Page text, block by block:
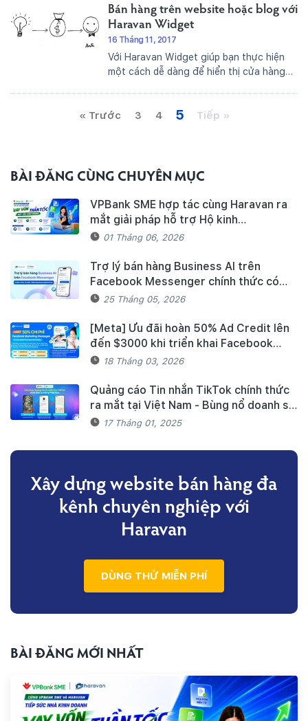
dụng dịch vụ của nhiều...
Bán hàng trên website hoặc blog với
Haravan Widget
16 Tháng 11, 2017
Với Haravan Widget giúp bạn thực hiện
một cách dễ dàng để hiển thị cửa hàng
đó là Blogs Wordpress, website joomla,...
« Trước 3 4 5 Tiếp »
BÀI ĐĂNG CÙNG CHUYÊN MỤC
VPBank SME hợp tác cùng Haravan ra
mắt giải pháp hỗ trợ Hộ kinh
doanh/Doanh nghiệp tiếp cận nguồn
hiệu quả
01 Tháng 06, 2026
Trợ lý bán hàng Business AI trên
Facebook Messenger chính thức có
mặt trên Haravan Harasocial
25 Tháng 05, 2026
[Meta] Ưu đãi hoàn 50% Ad Credit lên
đến $3000 khi triển khai Facebook
Marketing Messages dành cho khách
18 Tháng 03, 2026
Quảng cáo Tin nhắn TikTok chính thức
ra mắt tại Việt Nam - Bùng nổ doanh số
mùa Tết cùng TikTok và Haravan
17 Tháng 01, 2025
Xây dựng website bán hàng đa
kênh chuyên nghiệp với
Haravan
DÙNG THỬ MIỄN PHÍ
BÀI ĐĂNG MỚI NHẤT